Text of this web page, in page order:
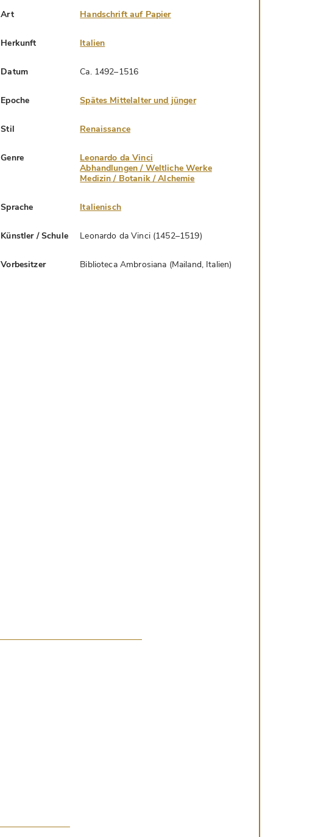
Art Handschrift auf Papier
Herkunft Italien
Datum Ca. 1492–1516
Epoche Spätes Mittelalter und jünger
Stil Renaissance
Genre
Leonardo da Vinci
Abhandlungen / Weltliche Werke
Medizin / Botanik / Alchemie
Sprache Italienisch
Künstler / Schule Leonardo da Vinci (1452–1519)
Vorbesitzer Biblioteca Ambrosiana (Mailand, Italien)